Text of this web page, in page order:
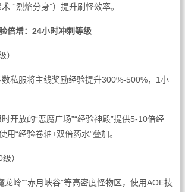
”“烈焰分身”）提升刷怪效率。
倍增：24小时冲刺等级
）
私服将主线奖励经验提升300%-500%，1小
开放的“恶魔广场”“经验神殿”提供5-10倍经
用“经验卷轴+双倍药水”叠加。
）
龙岭”“赤月峡谷”等高密度怪物区，使用AOE技